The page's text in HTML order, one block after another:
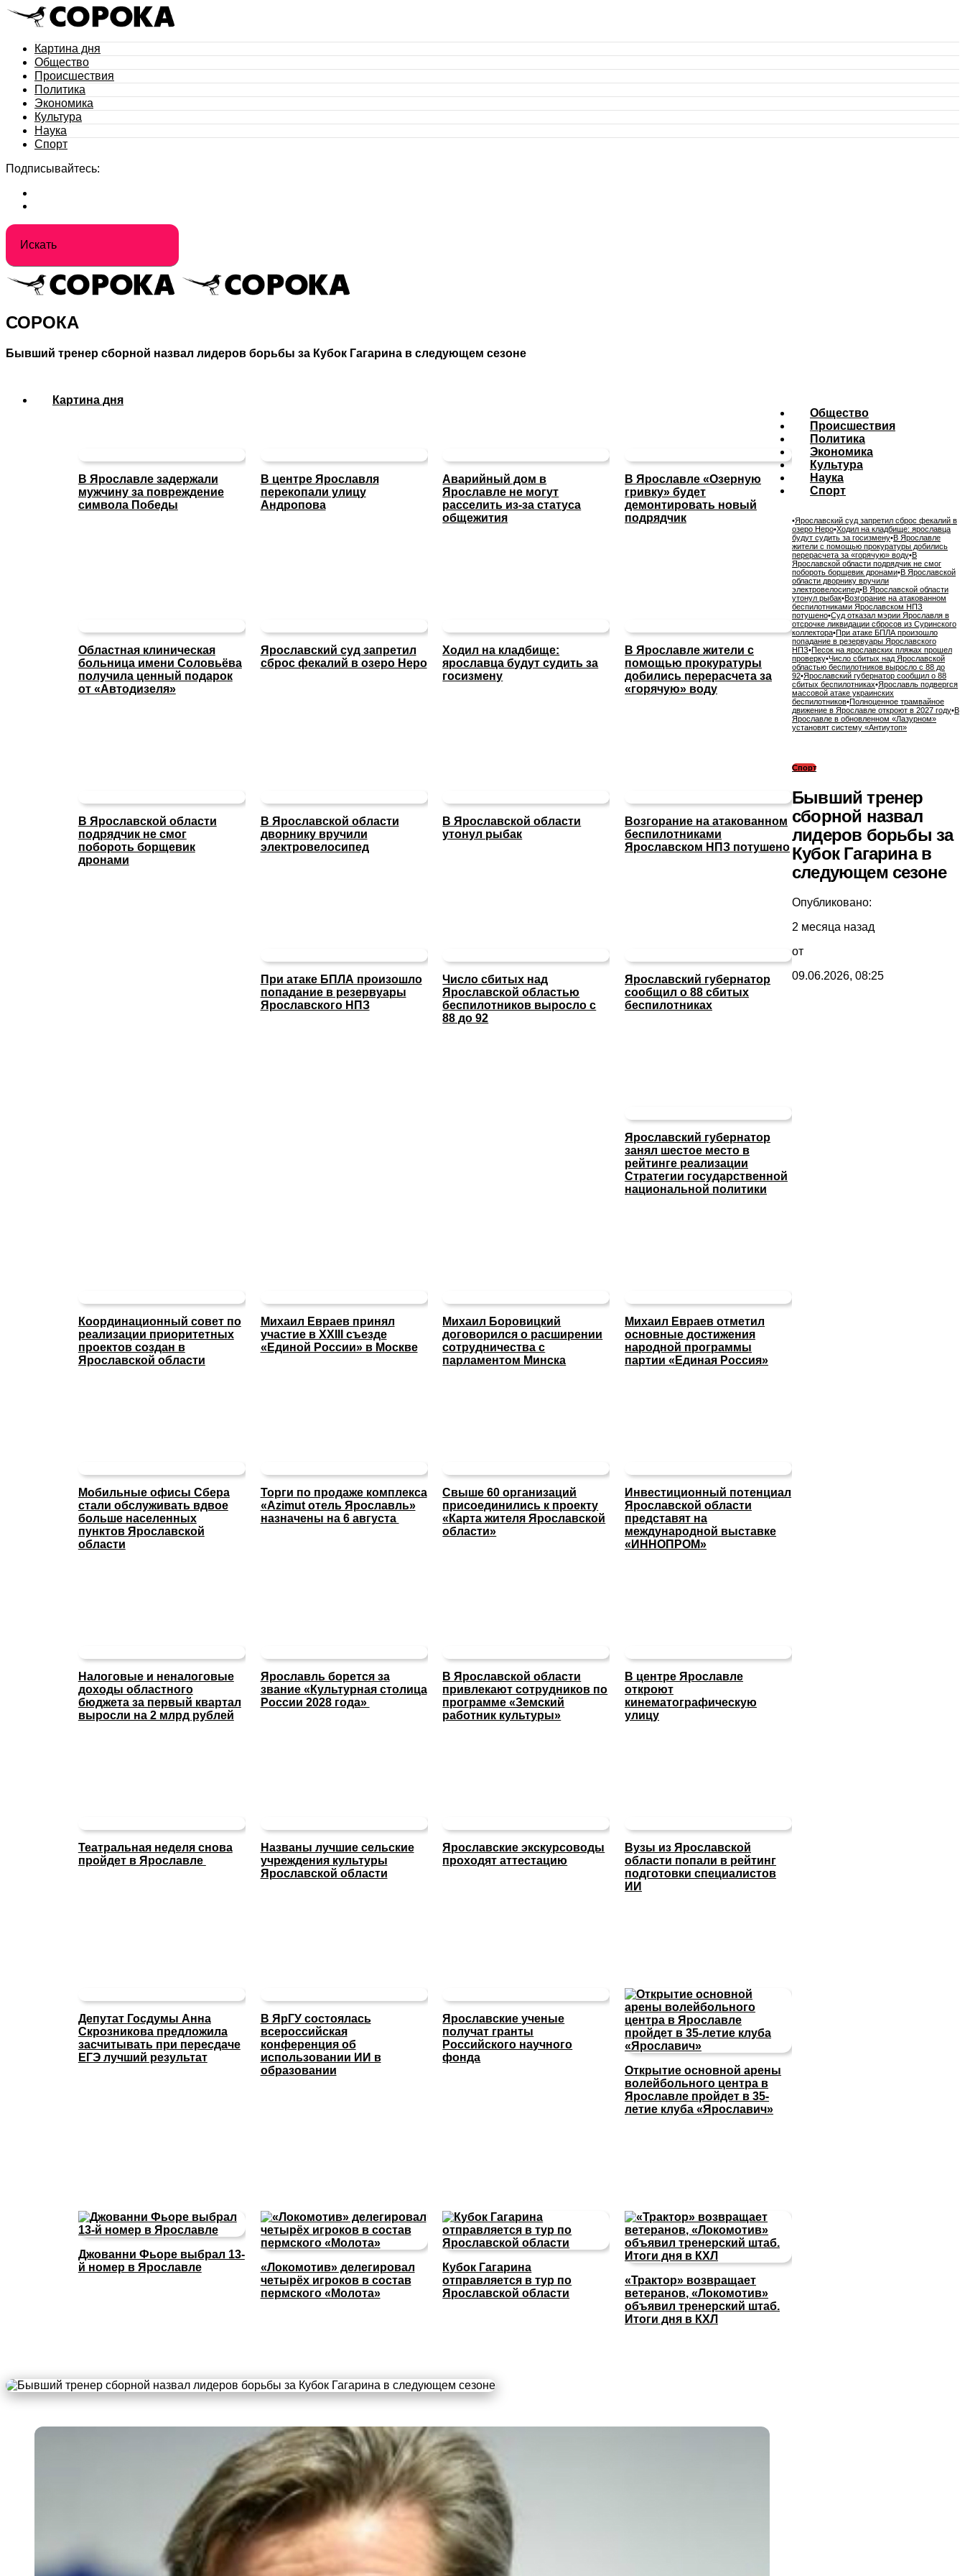
Картина дня
Общество
Происшествия
Политика
Экономика
Культура
Наука
Спорт
Подписывайтесь:
СОРОКА
Бывший тренер сборной назвал лидеров борьбы за Кубок Гагарина в следующем сезоне
Картина дня
В Ярославле задержали
мужчину за повреждение
символа Победы
В центре Ярославля
перекопали улицу
Андропова
Аварийный дом в
Ярославле не могут
расселить из-за статуса
общежития
В Ярославле «Озерную
гривку» будет
демонтировать новый
подрядчик
Областная клиническая
больница имени Соловьёва
получила ценный подарок
от «Автодизеля»
Общество
Ярославский суд запретил
сброс фекалий в озеро Неро
Ходил на кладбище:
ярославца будут судить за
госизмену
В Ярославле жители с
помощью прокуратуры
добились перерасчета за
«горячую» воду
В Ярославской области
подрядчик не смог
побороть борщевик
дронами
В Ярославской области
дворнику вручили
электровелосипед
Происшествия
В Ярославской области
утонул рыбак
Возгорание на атакованном
беспилотниками
Ярославском НПЗ потушено
При атаке БПЛА произошло
попадание в резервуары
Ярославского НПЗ
Число сбитых над
Ярославской областью
беспилотников выросло с
88 до 92
Ярославский губернатор
сообщил о 88 сбитых
беспилотниках
Политика
Ярославский губернатор
занял шестое место в
рейтинге реализации
Стратегии государственной
национальной политики
Координационный совет по
реализации приоритетных
проектов создан в
Ярославской области
Михаил Евраев принял
участие в XXIII съезде
«Единой России» в Москве
Михаил Боровицкий
договорился о расширении
сотрудничества с
парламентом Минска
Михаил Евраев отметил
основные достижения
народной программы
партии «Единая Россия»
Экономика
Мобильные офисы Сбера
стали обслуживать вдвое
больше населенных
пунктов Ярославской
области
Торги по продаже комплекса
«Azimut отель Ярославль»
назначены на 6 августа
Свыше 60 организаций
присоединились к проекту
«Карта жителя Ярославской
области»
Инвестиционный потенциал
Ярославской области
представят на
международной выставке
«ИННОПРОМ»
Налоговые и неналоговые
доходы областного
бюджета за первый квартал
выросли на 2 млрд рублей
Культура
Ярославль борется за
звание «Культурная столица
России 2028 года»
В Ярославской области
привлекают сотрудников по
программе «Земский
работник культуры»
В центре Ярославле
откроют
кинематографическую
улицу
Театральная неделя снова
пройдет в Ярославле
Названы лучшие сельские
учреждения культуры
Ярославской области
Наука
Ярославские экскурсоводы
проходят аттестацию
Вузы из Ярославской
области попали в рейтинг
подготовки специалистов
ИИ
Депутат Госдумы Анна
Скрозникова предложила
засчитывать при пересдаче
ЕГЭ лучший результат
В ЯрГУ состоялась
всероссийская
конференция об
использовании ИИ в
образовании
Ярославские ученые
получат гранты
Российского научного
фонда
Спорт
Открытие основной арены
волейбольного центра в
Ярославле пройдет в 35-
летие клуба «Ярославич»
Джованни Фьоре выбрал 13-
й номер в Ярославле
«Локомотив» делегировал
четырёх игроков в состав
пермского «Молота»
Кубок Гагарина
отправляется в тур по
Ярославской области
«Трактор» возвращает
ветеранов, «Локомотив»
объявил тренерский штаб.
Итоги дня в КХЛ
•Ярославский суд запретил сброс фекалий в
озеро Неро•Ходил на кладбище: ярославца
будут судить за госизмену•В Ярославле
жители с помощью прокуратуры добились
перерасчета за «горячую» воду•В
Ярославской области подрядчик не смог
побороть борщевик дронами•В Ярославской
области дворнику вручили
электровелосипед•В Ярославской области
утонул рыбак•Возгорание на атакованном
беспилотниками Ярославском НПЗ
потушено•Суд отказал мэрии Ярославля в
отсрочке ликвидации сбросов из Суринского
коллектора•При атаке БПЛА произошло
попадание в резервуары Ярославского
НПЗ•Песок на ярославских пляжах прошел
проверку•Число сбитых над Ярославской
областью беспилотников выросло с 88 до
92•Ярославский губернатор сообщил о 88
сбитых беспилотниках•Ярославль подвергся
массовой атаке украинских
беспилотников•Полноценное трамвайное
движение в Ярославле откроют в 2027 году•В
Ярославле в обновленном «Лазурном»
установят систему «Антиутоп»
Спорт
Бывший тренер
сборной назвал
лидеров борьбы за
Кубок Гагарина в
следующем сезоне
Опубликовано:
2 месяца назад
от
09.06.2026, 08:25